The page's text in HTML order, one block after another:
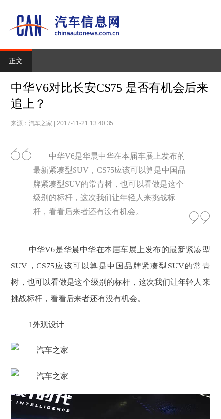
正文
中华V6对比长安CS75 是否有机会后来
追上？
来源：汽车之家 | 2017-11-21 13:40:35
中华V6是华晨中华在本届车展上发布的
最新紧凑型SUV，CS75应该可以算是中国品
牌紧凑型SUV的常青树，也可以看做是这个
级别的标杆，这次我们让年轻人来挑战标
杆，看看后来者还有没有机会。
中华V6是华晨中华在本届车展上发布的最新紧凑型
SUV，CS75应该可以算是中国品牌紧凑型SUV的常青
树，也可以看做是这个级别的标杆，这次我们让年轻人来
挑战标杆，看看后来者还有没有机会。
1外观设计